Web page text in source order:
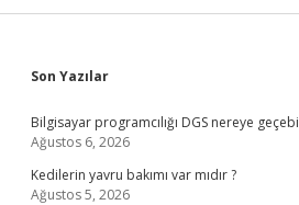
Sidebar
Son Yazılar
Bilgisayar programcılığı DGS nereye
Ağustos 6, 2026
Kedilerin yavru bakımı var mıdır ?
Ağustos 5, 2026